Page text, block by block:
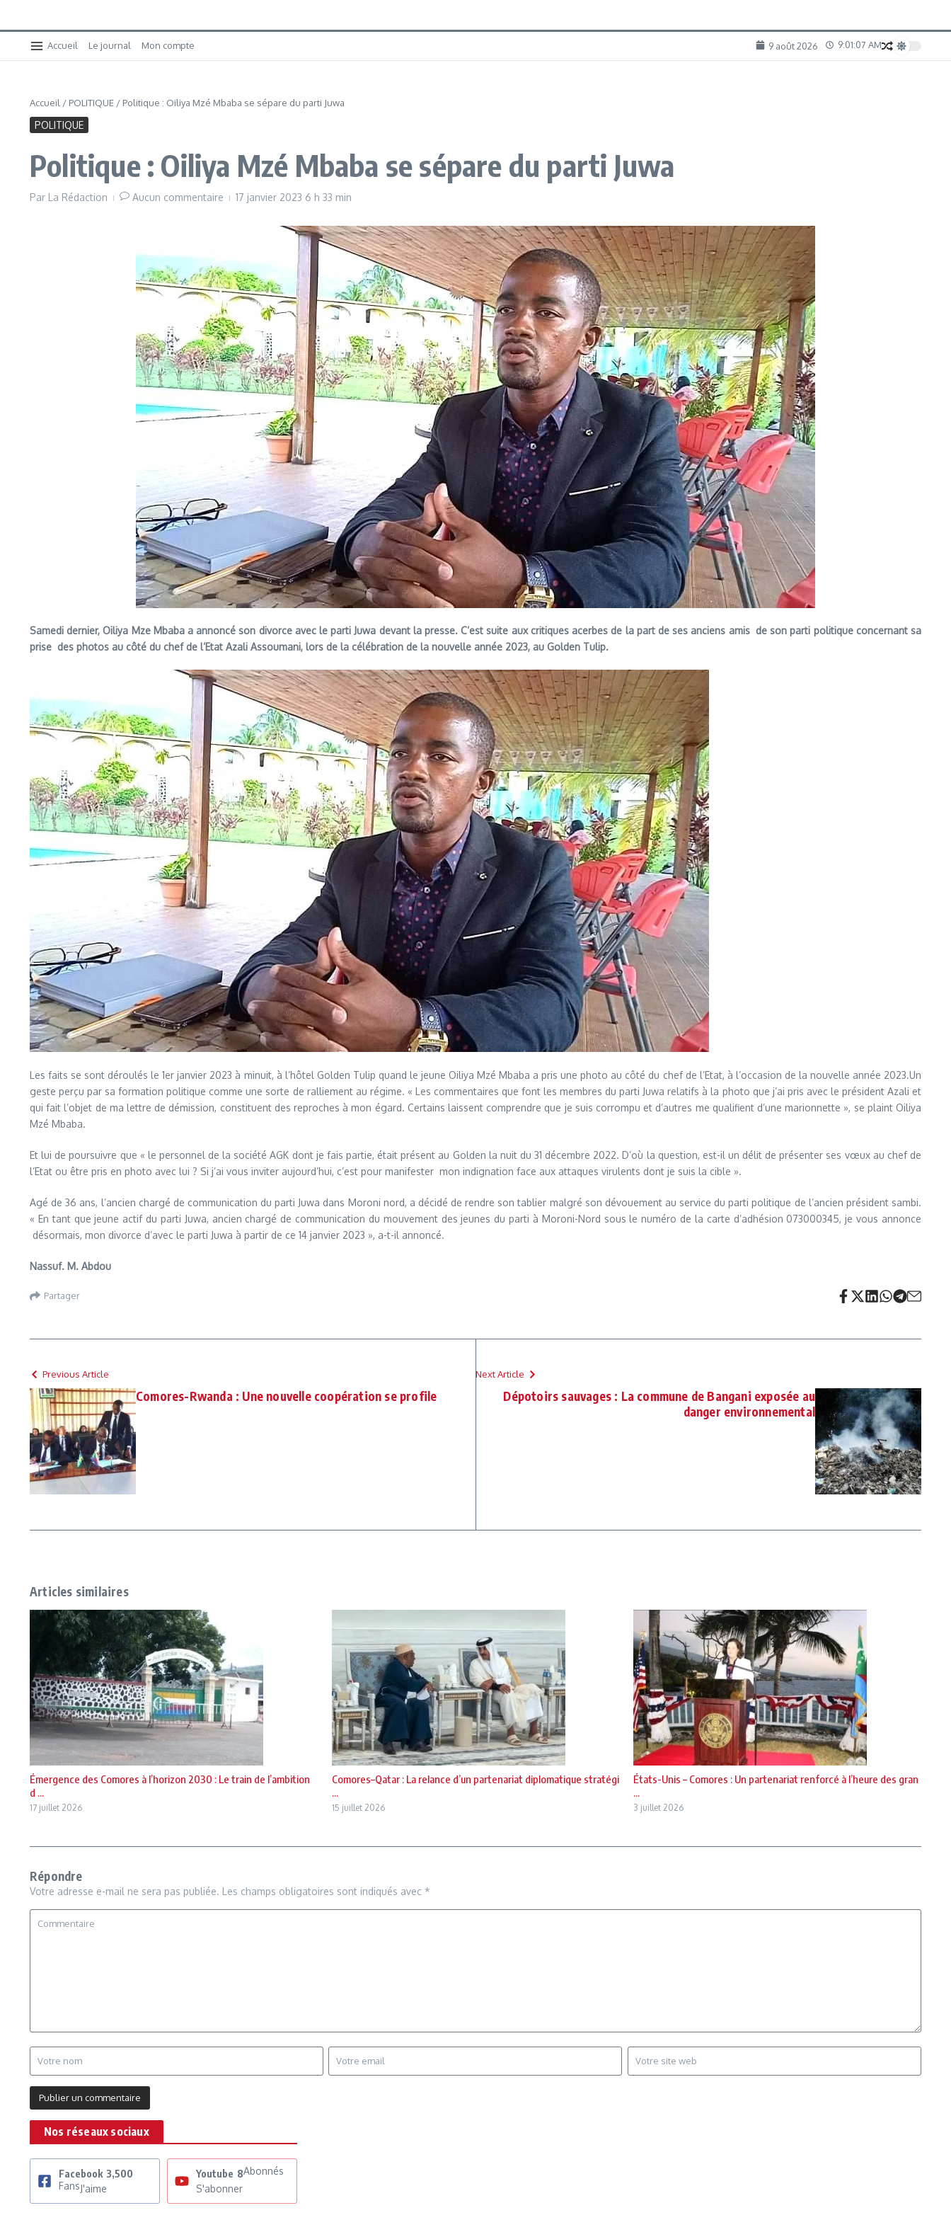
Accueil Le journal Mon compte 9 août 2026 9:01:08 AM
Accueil / POLITIQUE / Politique : Oiliya Mzé Mbaba se sépare du parti Juwa
POLITIQUE
Politique : Oiliya Mzé Mbaba se sépare du parti Juwa
Par La Rédaction Aucun commentaire 17 janvier 2023 6 h 33 min
Samedi dernier, Oiliya Mze Mbaba a annoncé son divorce avec le parti Juwa devant la presse. C’est suite aux critiques acerbes de la part de ses anciens amis de son parti politique concernant sa
prise des photos au côté du chef de l’Etat Azali Assoumani, lors de la célébration de la nouvelle année 2023, au Golden Tulip.
Les faits se sont déroulés le 1er janvier 2023 à minuit, à l’hôtel Golden Tulip quand le jeune Oiliya Mzé Mbaba a pris une photo au côté du chef de l’Etat, à l’occasion de la nouvelle année 2023.Un
geste perçu par sa formation politique comme une sorte de ralliement au régime. « Les commentaires que font les membres du parti Juwa relatifs à la photo que j’ai pris avec le président Azali et
qui fait l’objet de ma lettre de démission, constituent des reproches à mon égard. Certains laissent comprendre que je suis corrompu et d’autres me qualifient d’une marionnette », se plaint Oiliya
Mzé Mbaba.
Et lui de poursuivre que « le personnel de la société AGK dont je fais partie, était présent au Golden la nuit du 31 décembre 2022. D’où la question, est-il un délit de présenter ses vœux au chef de
l’Etat ou être pris en photo avec lui ? Si j’ai vous inviter aujourd’hui, c’est pour manifester mon indignation face aux attaques virulents dont je suis la cible ».
Agé de 36 ans, l’ancien chargé de communication du parti Juwa dans Moroni nord, a décidé de rendre son tablier malgré son dévouement au service du parti politique de l’ancien président sambi.
« En tant que jeune actif du parti Juwa, ancien chargé de communication du mouvement des jeunes du parti à Moroni-Nord sous le numéro de la carte d’adhésion 073000345, je vous annonce
désormais, mon divorce d’avec le parti Juwa à partir de ce 14 janvier 2023 », a-t-il annoncé.
Nassuf. M. Abdou
Partager
Previous Article
Comores-Rwanda : Une nouvelle coopération se profile
Next Article
Dépotoirs sauvages : La commune de Bangani exposée au
danger environnemental
Articles similaires
Émergence des Comores à l’horizon 2030 : Le train de l’ambition
d ...
17 juillet 2026
Comores–Qatar : La relance d’un partenariat diplomatique stratégi
...
15 juillet 2026
États-Unis – Comores : Un partenariat renforcé à l’heure des gran
...
3 juillet 2026
Répondre
Votre adresse e-mail ne sera pas publiée. Les champs obligatoires sont indiqués avec *
Nos réseaux sociaux
Facebook 3,500
FansJ'aime
Youtube 8Abonnés
S'abonner